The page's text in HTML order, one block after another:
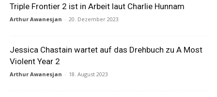
Triple Frontier 2 ist in Arbeit laut Charlie Hunnam
Arthur Awanesjan - 20. Dezember 2023
Jessica Chastain wartet auf das Drehbuch zu A Most
Violent Year 2
Arthur Awanesjan - 18. August 2023